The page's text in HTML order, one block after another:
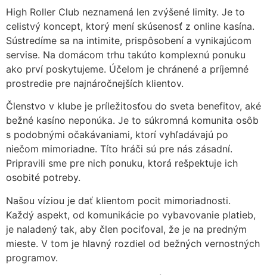
High Roller Club neznamená len zvýšené limity. Je to
celistvý koncept, ktorý mení skúsenosť z online kasína.
Sústredíme sa na intimite, prispôsobení a vynikajúcom
servise. Na domácom trhu takúto komplexnú ponuku
ako prví poskytujeme. Účelom je chránené a príjemné
prostredie pre najnáročnejších klientov.
Členstvo v klube je príležitosťou do sveta benefitov, aké
bežné kasíno neponúka. Je to súkromná komunita osôb
s podobnými očakávaniami, ktorí vyhľadávajú po
niečom mimoriadne. Títo hráči sú pre nás zásadní.
Pripravili sme pre nich ponuku, ktorá rešpektuje ich
osobité potreby.
Našou víziou je dať klientom pocit mimoriadnosti.
Každý aspekt, od komunikácie po vybavovanie platieb,
je naladený tak, aby člen pociťoval, že je na predným
mieste. V tom je hlavný rozdiel od bežných vernostných
programov.